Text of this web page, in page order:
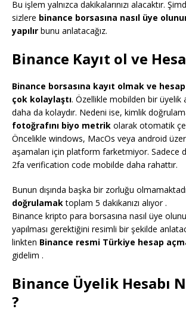
Bu işlem yalnızca dakikalarınızı alacaktır.
sizlere binance borsasına nasıl üye
yapılır bunu anlatacağız.
Binance Kayıt ol ve
Binance borsasına kayıt olmak ve
çok kolaylaştı. Özellikle mobilden bir üyelik
daha da kolaydır. Nedeni ise, kimlik
fotoğrafını biyo metrik olarak otomatik
Öncelikle windows, MacOs veya android
aşamaları için platform farketmiyor. Sadece
2fa verification code mobilde daha rahattır.
Bunun dışında başka bir zorluğu
doğrulamaktoplam 5 dakikanızı alıyor .
Binance kripto para borsasına nasıl üye
yapılması gerektiğini resimli bir şekilde
linkten Binance resmi Türkiye hesap
gidelim .
Binance Üyelik Hesabı
?